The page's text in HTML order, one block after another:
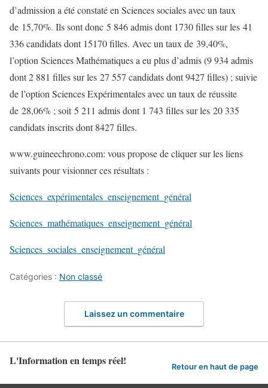
d’admission a été constaté en Sciences sociales avec un taux
de 15,70%. Ils sont donc 5 846 admis dont 1730 filles sur les 41
336 candidats dont 15170 filles. Avec un taux de 39,40%,
l’option Sciences Mathématiques a eu plus d’admis (9 934 admis
dont 2 881 filles sur les 27 557 candidats dont 9427 filles) ; suivie
de l’option Sciences Expérimentales avec un taux de réussite
de 28,06% ; soit 5 211 admis dont 1 743 filles sur les 20 335
candidats inscrits dont 8427 filles.
www.guineechrono.com: vous propose de cliquer sur les liens
suivants pour visionner ces résultats :
Sciences_expérimentales_enseignement_général
Sciences_mathématiques_enseignement_général
Sciences_sociales_enseignement_général
Catégories : Non classé
Laissez un commentaire
L'Information en temps réel! Retour en haut de page